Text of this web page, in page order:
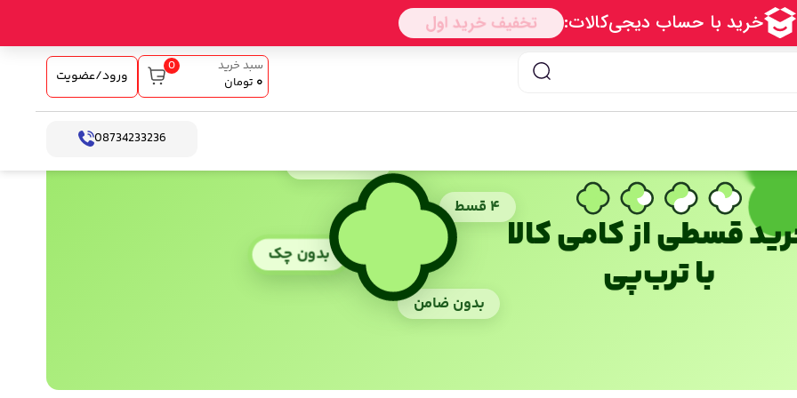
0
۰ تومان
سبد خرید
ورود/عضویت
08734233236
قسطی از کامی کالا
با ترب‌پی
۴ قسط
بدون چک
بدون ضامن